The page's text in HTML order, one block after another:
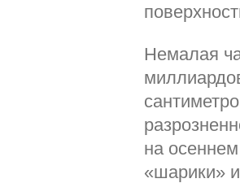
Немалая
на
«шарики»